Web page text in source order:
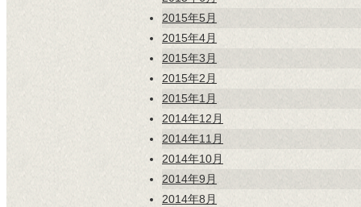
2015年5月
2015年4月
2015年3月
2015年2月
2015年1月
2014年12月
2014年11月
2014年10月
2014年9月
2014年8月